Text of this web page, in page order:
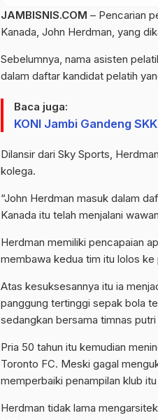
JAMBISNIS.COM – Pencarian
Kanada, John Herdman, yang
Sebelumnya, nama asisten
dalam daftar kandidat pelatih
Baca juga:
KONI Jambi Gandeng
Dilansir dari Sky Sports,
kolega.
“John Herdman masuk dalam
Kanada itu telah menjalani
Herdman memiliki pencapaian
membawa kedua tim itu lolos ke
Atas kesuksesannya itu ia
panggung tertinggi sepak bola
sedangkan bersama timnas
Pria 50 tahun itu kemudian
Toronto FC. Meski gagal
memperbaiki penampilan klub
Herdman tidak lama